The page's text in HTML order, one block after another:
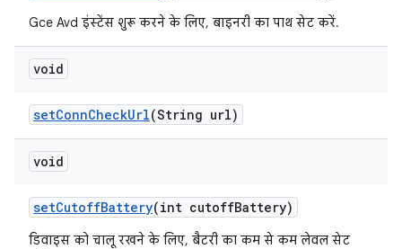
Gce Avd इंस्टेंस शुरू करने के लिए, बाइनरी का पाथ सेट करें.
void
setConnCheckUrl(String url)
void
setCutoffBattery(int cutoffBattery)
डिवाइस को चालू रखने के लिए, बैटरी का कम से कम लेवल सेट